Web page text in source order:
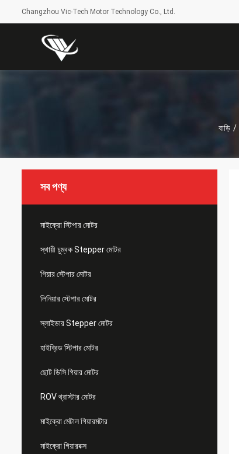
Changzhou Vic-Tech Motor Technology Co., Ltd.
বাড়ি /
সব পণ্য
মাইক্রো স্টিপার মোটর
স্থায়ী চুম্বক Stepper মোটর
গিয়ার স্টেপার মোটর
লিনিয়ার স্টেপার মোটর
স্লাইডার Stepper মোটর
হাইব্রিড স্টিপার মোটর
ছোট ডিসি গিয়ার মোটর
ROV থ্রাস্টার মোটর
মাইক্রো মেটাল গিয়ারমটার
মাইক্রো গিয়ারবক্স